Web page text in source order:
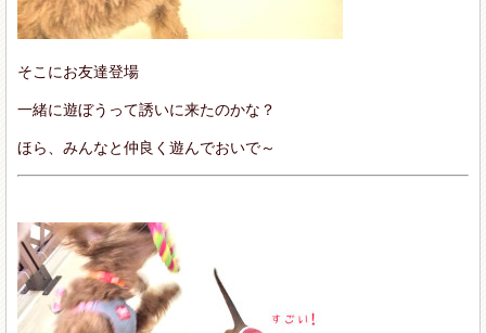
そこにお友達登場
一緒に遊ぼうって誘いに来たのかな？
ほら、みんなと仲良く遊んでおいで～